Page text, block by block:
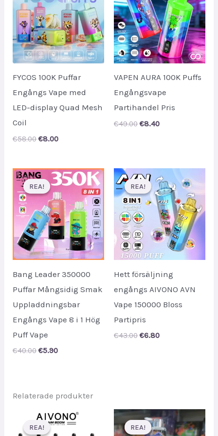
FYCOS 100K Puffar
Engångs Vape med
LED-display Quad Mesh
Coil
€58.00 Original
€58.00.
€8.00Current
€8.00.
VAPEN AURA 100K Puffs
Engångsvape
Partihandel Pris
€49.00 Original
€8.40Current
REA!
REA!
Bang Leader 350000
Puffar Mångsidig Smak
Uppladdningsbar
Engångs Vape 8 i 1 Hög
Puff Vape
€40.00 Original
€5.90Current
REA!
REA!
Hett försäljning
engångs AIVONO AVN
Vape 150000 Bloss
Partipris
€43.00 Original
€6.80Current
Relaterade produkter
REA!
REA! REA!
REA!